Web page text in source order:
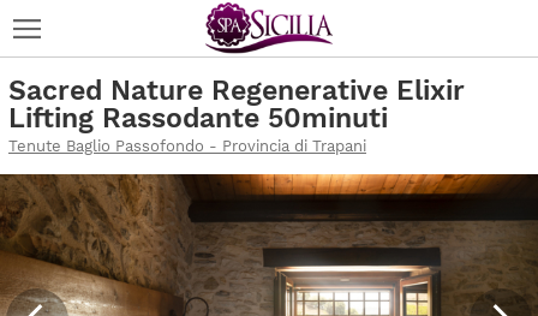
Sacred Nature Regenerative Elixir
Lifting Rassodante 50minuti
Tenute Baglio Passofondo - Provincia di Trapani